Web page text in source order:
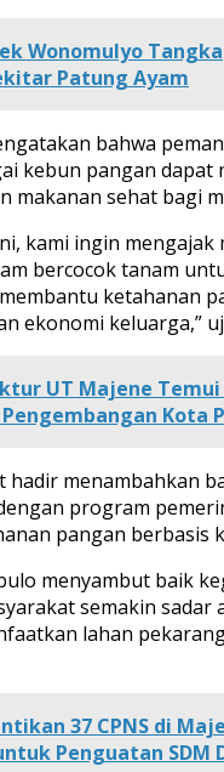
Wonomulyo
Patung Ayam
bahwa
kebun pangan dapat
makanan sehat bagi
kami ingin mengajak
bercocok tanam
ketahanan
ekonomi keluarga,”
UT Majene
Kota
hadir menambahkan
program
pangan berbasis
menyambut baik
semakin sadar
lahan
37 CPNS di
Penguatan SDM